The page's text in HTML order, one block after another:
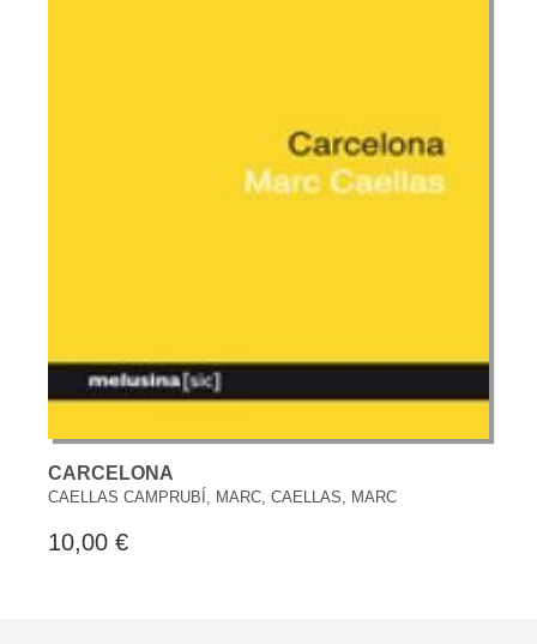
CARCELONA
CAELLAS CAMPRUBÍ, MARC, CAELLAS, MARC
10,00 €